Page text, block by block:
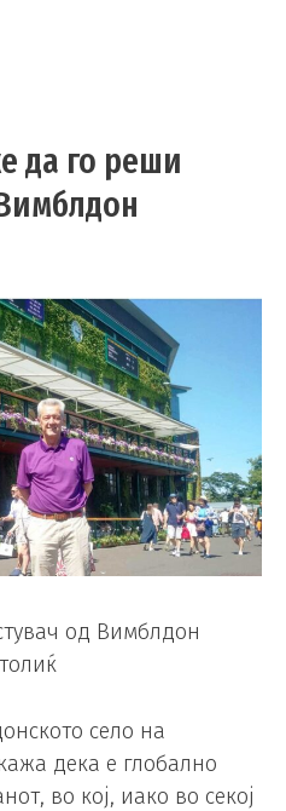
да го реши
од Вимблдон
село на
дека е глобално
во кој, иако во секој